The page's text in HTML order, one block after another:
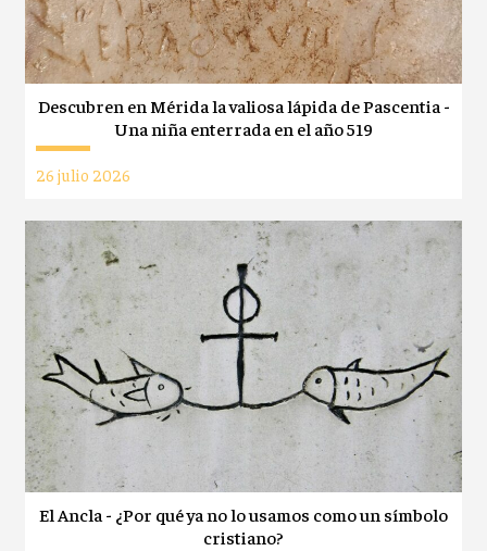
Descubren en Mérida la valiosa lápida de Pascentia -
Una niña enterrada en el año 519
26 julio 2026
El Ancla - ¿Por qué ya no lo usamos como un símbolo
cristiano?